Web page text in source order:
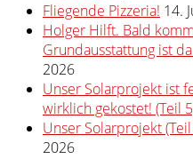
Fliegende Pizzeria! 14.
Holger Hilft. Bald
Grundausstattung ist
2026
Unser Solarprojekt ist
wirklich gekostet! (Teil
Unser Solarprojekt
2026